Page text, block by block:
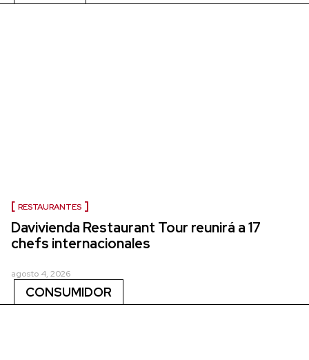
RESTAURANTES
Davivienda Restaurant Tour reunirá a 17
chefs internacionales
agosto 4, 2026
CONSUMIDOR